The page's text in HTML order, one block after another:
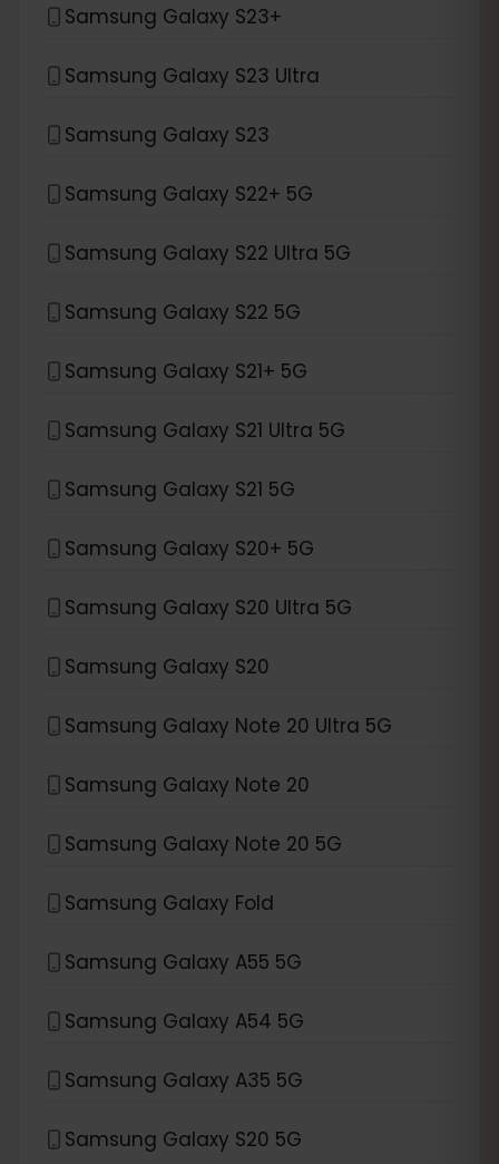
Samsung Galaxy S23+
Samsung Galaxy S23 Ultra
Samsung Galaxy S23
Samsung Galaxy S22+ 5G
Samsung Galaxy S22 Ultra 5G
Samsung Galaxy S22 5G
Samsung Galaxy S21+ 5G
Samsung Galaxy S21 Ultra 5G
Samsung Galaxy S21 5G
Samsung Galaxy S20+ 5G
Samsung Galaxy S20 Ultra 5G
Samsung Galaxy S20
Samsung Galaxy Note 20 Ultra 5G
Samsung Galaxy Note 20
Samsung Galaxy Note 20 5G
Samsung Galaxy Fold
Samsung Galaxy A55 5G
Samsung Galaxy A54 5G
Samsung Galaxy A35 5G
Samsung Galaxy S20 5G